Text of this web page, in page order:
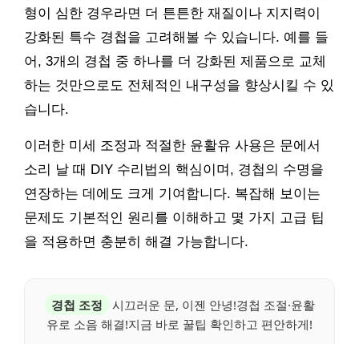
형이 심한 경우라면 더 튼튼한 재질이나 지지력이
강화된 특수 경첩을 고려해볼 수 있습니다. 예를 들
어, 3개의 경첩 중 하나를 더 강화된 제품으로 교체
하는 것만으로도 전체적인 내구성을 향상시킬 수 있
습니다.
이러한 미세 조정과 적절한 윤활유 사용은 문에서
소리 날 때 DIY 수리법의 핵심이며, 경첩의 수명을
연장하는 데에도 크게 기여합니다. 복잡해 보이는
문제도 기본적인 원리를 이해하고 몇 가지 고급 팁
을 적용하면 충분히 해결 가능합니다.
경첩 조정
시끄러운 문, 이젠 안녕!경첩 조절·윤활
유로 소음 해결!지금 바로 꿀팁 확인하고 편안하게!